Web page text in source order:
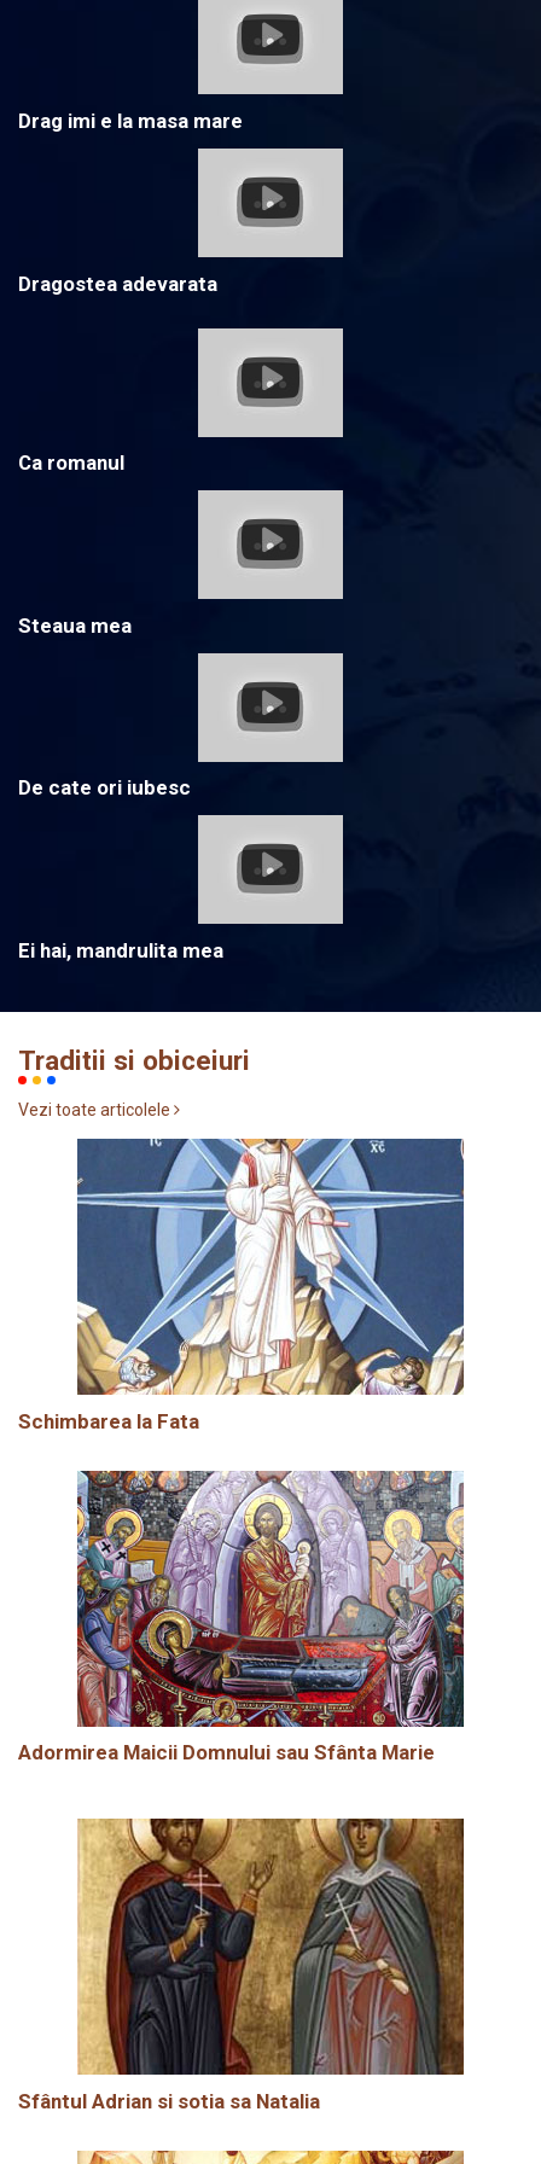
Drag imi e la masa mare
Dragostea adevarata
Ca romanul
Steaua mea
De cate ori iubesc
Ei hai, mandrulita mea
Traditii si obiceiuri
Vezi toate articolele
Schimbarea la Fata
Adormirea Maicii Domnului sau Sfânta Marie
Sfântul Adrian si sotia sa Natalia